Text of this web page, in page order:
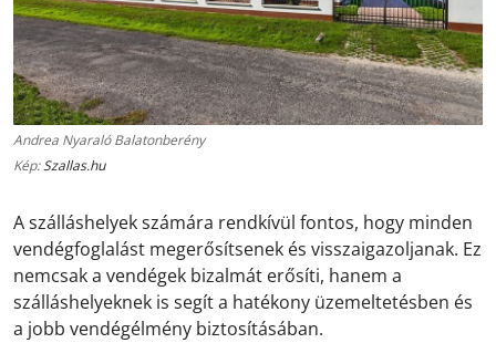
Andrea Nyaraló Balatonberény
Kép:Szallas.hu
A szálláshelyek számára rendkívül fontos, hogy minden
vendégfoglalást megerősítsenek és visszaigazoljanak. Ez
nemcsak a vendégek bizalmát erősíti, hanem a
szálláshelyeknek is segít a hatékony üzemeltetésben és
a jobb vendégélmény biztosításában.